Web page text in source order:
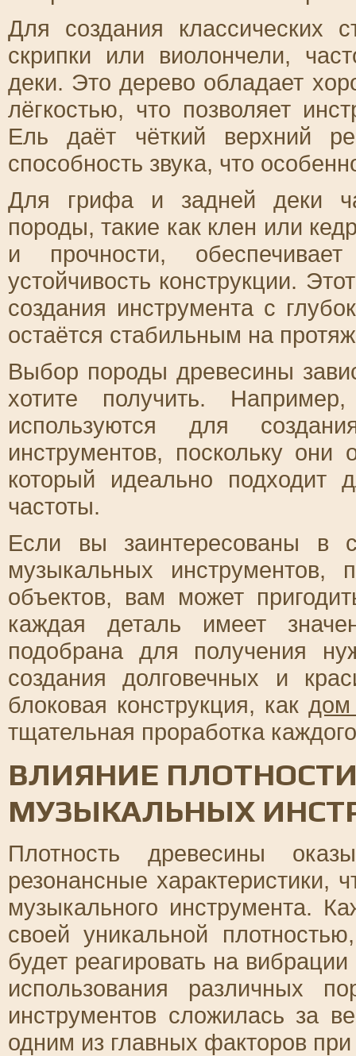
Для создания классических
скрипки или виолончели,
деки. Это дерево обладает
лёгкостью, что позволяет
Ель даёт чёткий верхний
способность звука, что
Для грифа и задней деки
породы, такие как клен или
и прочности,
устойчивость конструкции.
создания инструмента с
остаётся стабильным на
Выбор породы древесины
хотите получить.
используются для
инструментов, поскольку
который идеально подходит
частоты.
Если вы заинтересованы в
музыкальных инструментов,
объектов, вам может
каждая деталь имеет
подобрана для получения
создания долговечных и
блоковая конструкция, какдом
тщательная проработка
ВЛИЯНИЕ
МУЗЫКАЛЬНЫХ
Плотность древесины
резонансные характеристики,
музыкального инструмента.
своей уникальной
будет реагировать на
использования различных
инструментов сложилась за
одним из главных факторов